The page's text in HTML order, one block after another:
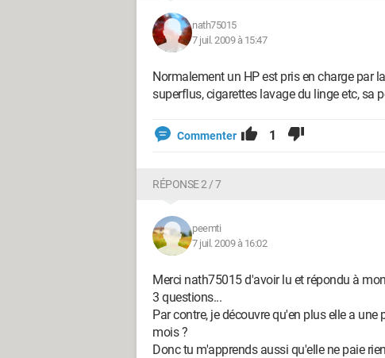
nath75015
7 juil. 2009 à 15:47
Normalement un HP est pris en charge par
superflus, cigarettes lavage du linge etc, sa
Commenter 1
RÉPONSE 2 / 7
peemti
7 juil. 2009 à 16:02
Merci nath75015 d'avoir lu et répondu à
3 questions...
Par contre, je découvre qu'en plus elle a
mois ?
Donc tu m'apprends aussi qu'elle ne paie